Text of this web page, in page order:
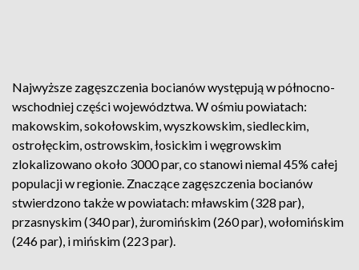
Najwyższe zagęszczenia bocianów występują w północno-
wschodniej części województwa. W ośmiu powiatach:
makowskim, sokołowskim, wyszkowskim, siedleckim,
ostrołęckim, ostrowskim, łosickim i węgrowskim
zlokalizowano około 3000 par, co stanowi niemal 45% całej
populacji w regionie. Znaczące zagęszczenia bocianów
stwierdzono także w powiatach: mławskim (328 par),
przasnyskim (340 par), żuromińskim (260 par), wołomińskim
(246 par), i mińskim (223 par).